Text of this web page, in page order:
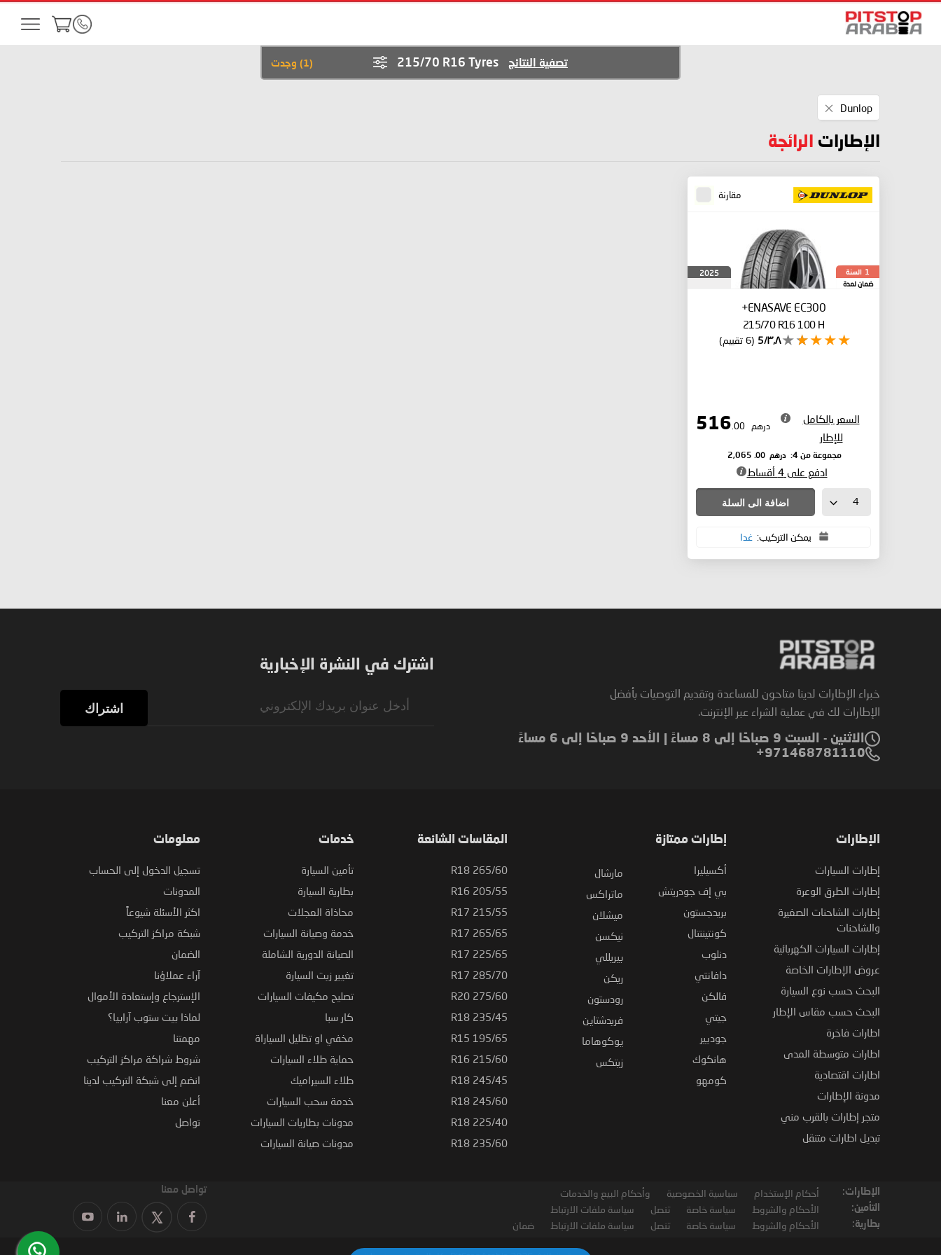
(
1
) وجدت تصفية النتائج 215/70 R16 Tyres
Dunlop
This
الإطارات الرائجة
مقارنة
1 السنة
ضمان لمدة
2025
ENASAVE EC300+
215/70 R16 100 H
٣٫٨/5 (6 تقييم)
السعر بالكامل
للإطار
درهم .00
مجموعة من 4: درهم .00
ادفع على 4 أقساط
اضافة الى السلة
يمكن التركيب: غدا
خبراء الإطارات لدينا متاحون للمساعدة وتقديم التوصيات بأفضل
الإطارات لك في عملية الشراء عبر الإنترنت.
الاثنين - السبت 9 صباحًا إلى 8 مساءً | الأحد 9 صباحًا إلى 6 مساءً
971468781110+
اشترك في النشرة الإخبارية
اشتراك
الإطارات
إطارات السيارات
إطارات الطرق الوعرة
إطارات الشاحنات الصغيرة
والشاحنات
إطارات السيارات الكهربائية
عروض الإطارات الخاصة
البحث حسب نوع السيارة
البحث حسب مقاس الإطار
اطارات فاخرة
اطارات متوسطة المدى
اطارات اقتصادية
مدونة الإطارات
متجر إطارات بالقرب مني
تبديل اطارات متنقل
إطارات ممتازة
أكسيليرا
بي إف جودريتش
بريدجستون
كونتيننتال
دنلوب
دافانتي
فالكن
جيتي
جوديير
هانكوك
كومهو
مارشال
ماتراكس
ميشلان
نيكسن
بيريللي
ريكن
رودستون
فريدشتاين
يوكوهاما
زيتكس
المقاسات الشائعة
265/60 R18
205/55 R16
215/55 R17
265/65 R17
225/65 R17
285/70 R17
275/60 R20
235/45 R18
195/65 R15
215/60 R16
245/45 R18
245/60 R18
225/40 R18
235/60 R18
خدمات
تأمين السيارة
بطارية السيارة
محاذاة العجلات
خدمة وصيانة السيارات
الصيانة الدورية الشاملة
تغيير زيت السيارة
تصليح مكيفات السيارات
كار سبا
مخفي او تظليل السياراة
حماية طلاء السيارات
طلاء السيراميك
خدمة سحب السيارات
مدونات بطاريات السيارات
مدونات صيانة السيارات
معلومات
تسجيل الدخول إلى الحساب
المدونات
اكثر الأسئلة شيوعاً
شبكة مراكز التركيب
الضمان
آراء عملاؤنا
الإسترجاع وإستعادة الأموال
لماذا بيت ستوب آرابيا؟
مهمتنا
شروط شراكة مراكز التركيب
انضم إلى شبكة التركيب لدينا
أعلن معنا
تواصل
الإطارات: أحكام الإستخدام سياسية الخصوصية وأحكام البيع والخدمات
التأمين: الأحكام والشروط سياسة خاصة تنصل سياسة ملفات الارتباط
بطارية: الأحكام والشروط سياسة خاصة تنصل سياسة ملفات الارتباط ضمان
تواصل معنا